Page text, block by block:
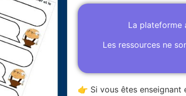
La plateforme
Les ressources ne
👉 Si vous êtes enseignant